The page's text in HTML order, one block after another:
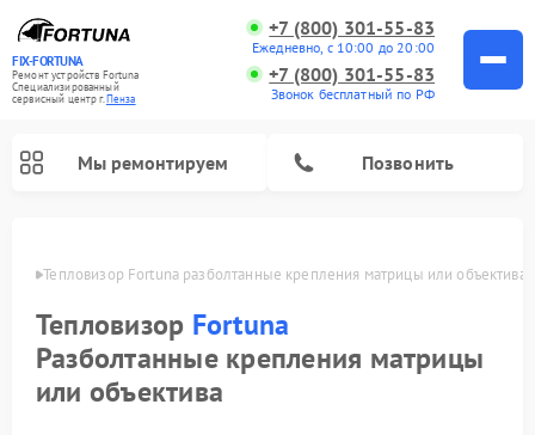
FIX-FORTUNA
Ремонт устройств Fortuna
Специализированный
cервисный центр г.Пенза
+7 (800) 301-55-83
Ежедневно, с 10:00 до 20:00
+7 (800) 301-55-83
Звонок бесплатный по РФ
Мы ремонтируем Позвонить
Тепловизор Fortuna разболтанные крепления матрицы или объектива
Тепловизор Fortuna
Разболтанные крепления матрицы
или объектива